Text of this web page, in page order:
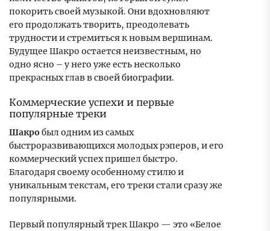
покорить своей музыкой. Они вдохновляют
его продолжать творить, преодолевать
трудности и стремиться к новым вершинам.
Будущее Шакро остается неизвестным, но
одно ясно – у него уже есть несколько
прекрасных глав в своей биографии.
Коммерческие успехи и первые
популярные треки
Шакро был одним из самых
быстроразвивающихся молодых рэперов, и его
коммерческий успех пришел быстро.
Благодаря своему особенному стилю и
уникальным текстам, его треки стали сразу же
популярными.
Первый популярный трек Шакро — это «Белое